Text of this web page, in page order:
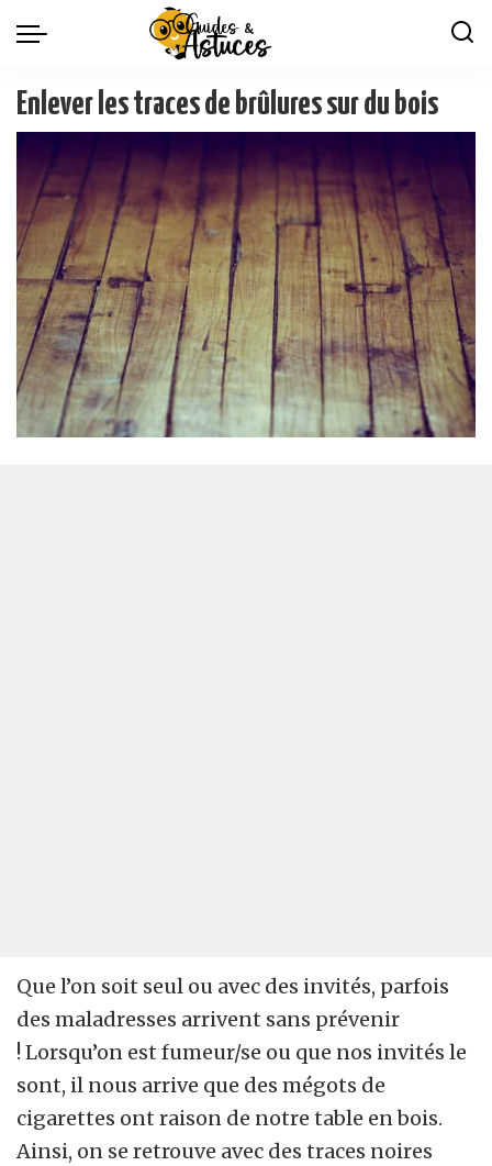
Enlever les traces de brûlures sur du bois
Que l’on soit seul ou avec des invités, parfois
des maladresses arrivent sans prévenir
! Lorsqu’on est fumeur/se ou que nos invités le
sont, il nous arrive que des mégots de
cigarettes ont raison de notre table en bois.
Ainsi, on se retrouve avec des traces noires